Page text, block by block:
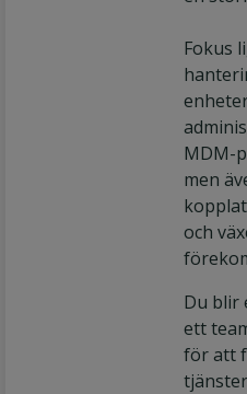
Fokus
MDM-
men
och
Du blir
ett
för att